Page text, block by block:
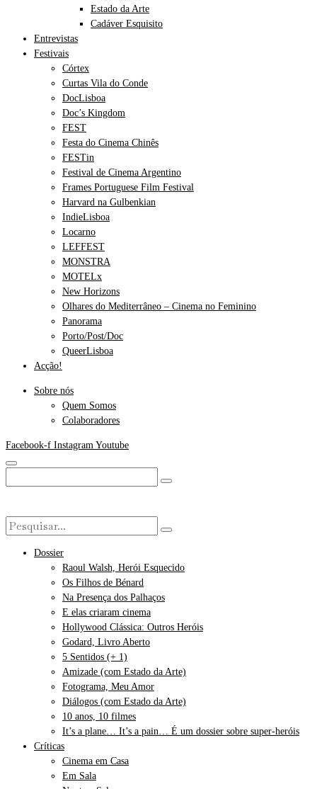
Estado da Arte
Cadáver Esquisito
Entrevistas
Festivais
Córtex
Curtas Vila do Conde
DocLisboa
Doc’s Kingdom
FEST
Festa do Cinema Chinês
FESTin
Festival de Cinema Argentino
Frames Portuguese Film Festival
Harvard na Gulbenkian
IndieLisboa
Locarno
LEFFEST
MONSTRA
MOTELx
New Horizons
Olhares do Mediterrâneo – Cinema no Feminino
Panorama
Porto/Post/Doc
QueerLisboa
Acção!
Sobre nós
Quem Somos
Colaboradores
Facebook-f Instagram Youtube
Dossier
Raoul Walsh, Herói Esquecido
Os Filhos de Bénard
Na Presença dos Palhaços
E elas criaram cinema
Hollywood Clássica: Outros Heróis
Godard, Livro Aberto
5 Sentidos (+ 1)
Amizade (com Estado da Arte)
Fotograma, Meu Amor
Diálogos (com Estado da Arte)
10 anos, 10 filmes
It’s a plane… It’s a pain… É um dossier sobre super-heróis
Críticas
Cinema em Casa
Em Sala